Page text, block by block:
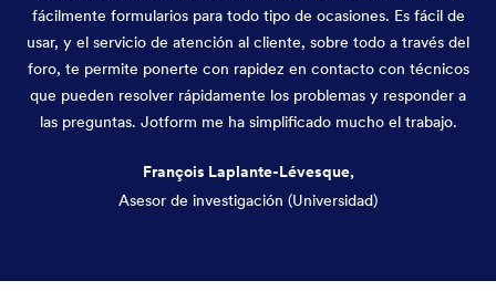
fácilmente formularios para todo tipo de ocasiones. Es fácil de
usar, y el servicio de atención al cliente, sobre todo a través del
foro, te permite ponerte con rapidez en contacto con técnicos
que pueden resolver rápidamente los problemas y responder a
las preguntas. Jotform me ha simplificado mucho el trabajo.
François Laplante-Lévesque,
Asesor de investigación (Universidad)